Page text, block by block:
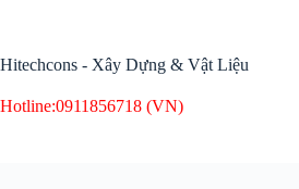
Hitechcons - Xây Dựng & Vật Liệu
Hotline:0911856718 (VN)